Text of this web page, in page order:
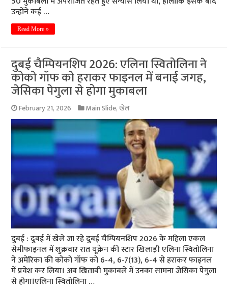
उन्होंने कई …
Read More »
दुबई चैम्पियनशिप 2026: एलिना स्वितोलिना ने
कोको गॉफ को हराकर फाइनल में बनाई जगह,
जेसिका पेगुला से होगा मुकाबला
February 21, 2026 Main Slide,खेल
दुबई : दुबई में खेले जा रहे दुबई चैम्पियनशिप 2026 के महिला एकल
सेमीफाइनल में शुक्रवार रात यूक्रेन की स्टार खिलाड़ी एलिना स्वितोलिना
ने अमेरिका की कोको गॉफ को 6-4, 6-7(13), 6-4 से हराकर फाइनल
में प्रवेश कर लिया। अब खिताबी मुकाबले में उनका सामना जेसिका पेगुला
से होगा।एलिना स्वितोलिना …